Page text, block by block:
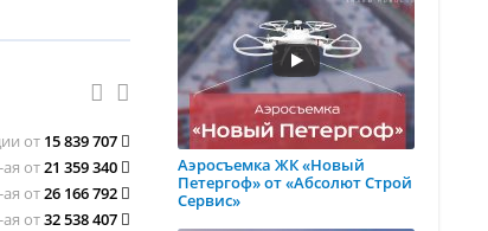
от 15 839 707
ая от21 359 340
ая от26 166 792
ая от32 538 407
Аэросъемка ЖК «Новый
Петергоф» от «Абсолют Строй
Сервис»